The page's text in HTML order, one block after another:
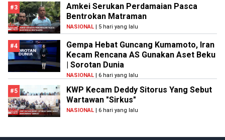
#3
Amkei Serukan Perdamaian Pasca
Bentrokan Matraman
NASIONAL | 5 hari yang lalu
#4
Gempa Hebat Guncang Kumamoto, Iran
Kecam Rencana AS Gunakan Aset Beku
| Sorotan Dunia
NASIONAL | 6 hari yang lalu
#5
KWP Kecam Deddy Sitorus Yang Sebut
Wartawan "Sirkus"
NASIONAL | 6 hari yang lalu